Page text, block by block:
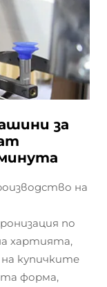
за
на
по
хартията,
купичките
форма,